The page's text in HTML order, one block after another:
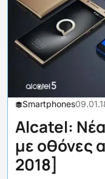
Smartphones
Alcatel:
με οθόνες
2018]